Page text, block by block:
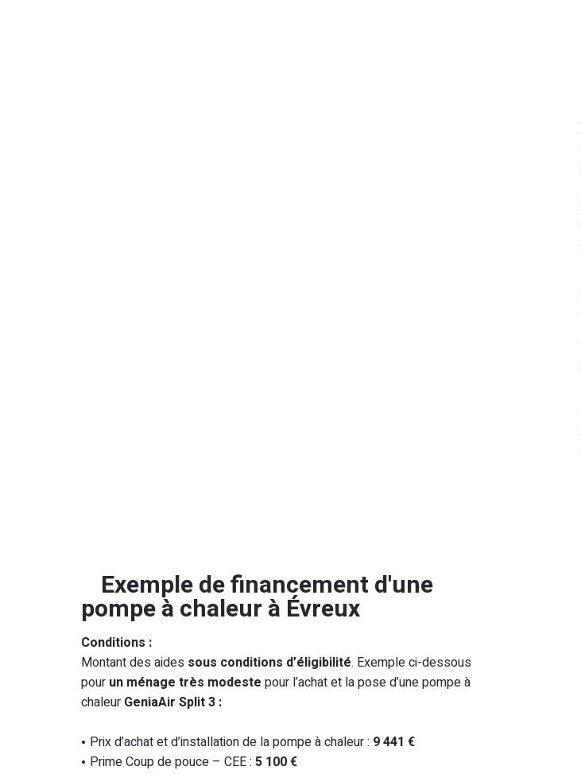
Exemple de financement d'une
pompe à chaleur à Évreux
Conditions :
Montant des aides sous conditions d’éligibilité. Exemple ci-dessous
pour un ménage très modeste pour l’achat et la pose d’une pompe à
chaleur GeniaAir Split 3 :
Prix d’achat et d’installation de la pompe à chaleur : 9 441 €
Prime Coup de pouce – CEE : 5 100 €